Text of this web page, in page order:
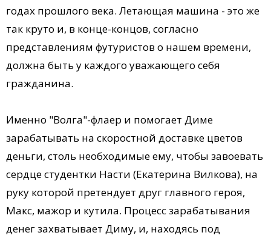
годах прошлого века. Летающая машина - это же
так круто и, в конце-концов, согласно
представлениям футуристов о нашем времени,
должна быть у каждого уважающего себя
гражданина.
Именно "Волга"-флаер и помогает Диме
зарабатывать на скоростной доставке цветов
деньги, столь необходимые ему, чтобы завоевать
сердце студентки Насти (Екатерина Вилкова), на
руку которой претендует друг главного героя,
Макс, мажор и кутила. Процесс зарабатывания
денег захватывает Диму, и, находясь под